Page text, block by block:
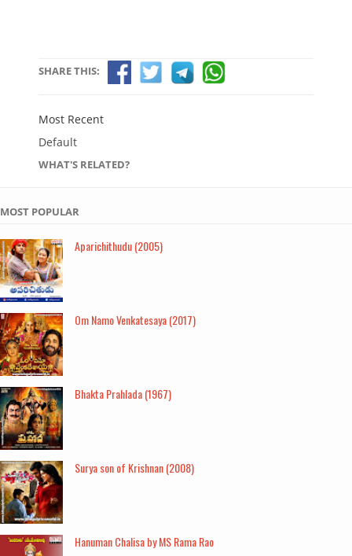
SHARE THIS:
Most Recent
Default
WHAT'S RELATED?
MOST POPULAR
Aparichithudu (2005)
Om Namo Venkatesaya (2017)
Bhakta Prahlada (1967)
Surya son of Krishnan (2008)
Hanuman Chalisa by MS Rama Rao